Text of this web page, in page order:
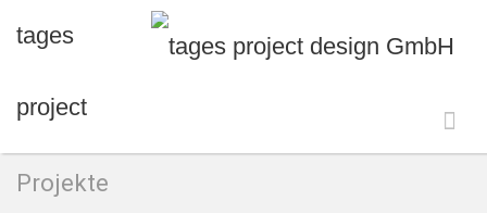
tages
project
design GmbH
Projekte